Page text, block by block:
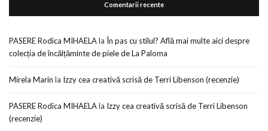
Comentarii recente
PASERE Rodica MIHAELAla În pas cu stilul? Află mai multe aici despre
colecția de încălțăminte de piele de La Paloma
Mirela Marin la Izzy cea creativă scrisă de Terri Libenson (recenzie)
PASERE Rodica MIHAELAla Izzy cea creativă scrisă de Terri Libenson
(recenzie)